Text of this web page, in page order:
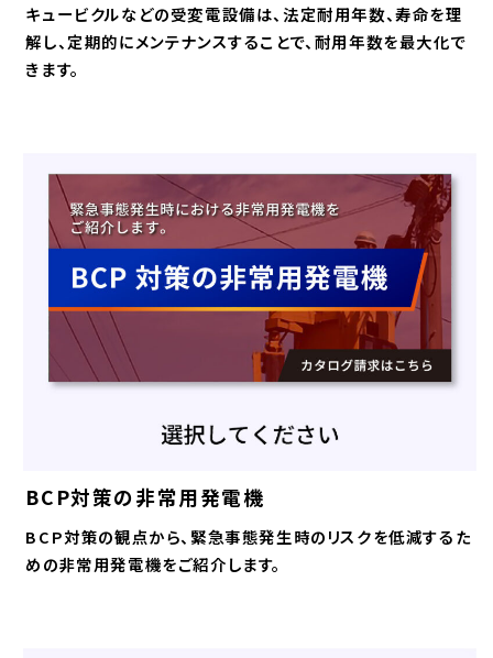
キュービクルなどの受変電設備は、法定耐用年数、寿命を理
解し、定期的にメンテナンスすることで、耐用年数を最大化で
きます。
BCP対策の非常用発電機
BCP対策の観点から、緊急事態発生時のリスクを低減するた
めの非常用発電機をご紹介します。